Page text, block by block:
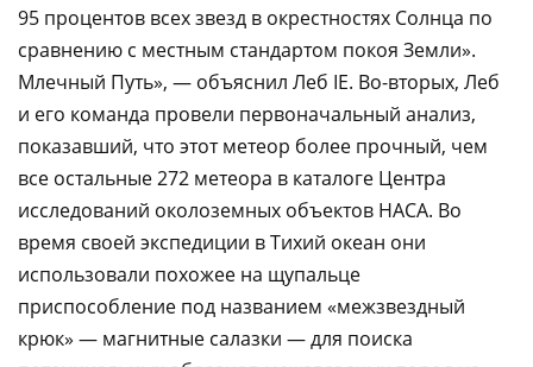
95 процентов всех звезд в окрестностях Солнца по
сравнению с местным стандартом покоя Земли».
Млечный Путь», — объяснил Леб IE. Во-вторых, Леб
и его команда провели первоначальный анализ,
показавший, что этот метеор более прочный, чем
все остальные 272 метеора в каталоге Центра
исследований околоземных объектов НАСА. Во
время своей экспедиции в Тихий океан они
использовали похожее на щупальце
приспособление под названием «межзвездный
крюк» — магнитные салазки — для поиска